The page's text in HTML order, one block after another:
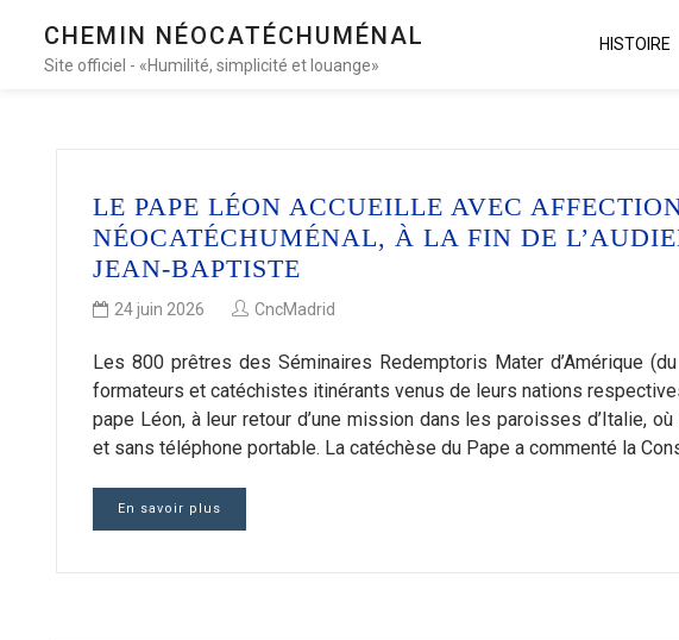
CHEMIN NÉOCATÉCHUMÉNAL
Site officiel - «Humilité, simplicité et louange»
HISTOIRE
LE PAPE LÉON ACCUEILLE AVEC
NÉOCATÉCHUMÉNAL, À LA FIN DE
JEAN-BAPTISTE
24 juin 2026 CncMadrid
Les 800 prêtres des Séminaires Redemptoris Mater d’Amérique
formateurs et catéchistes itinérants venus de leurs nations
pape Léon, à leur retour d’une mission dans les paroisses d’Italie,
et sans téléphone portable. La catéchèse du Pape a commenté la
En savoir plus